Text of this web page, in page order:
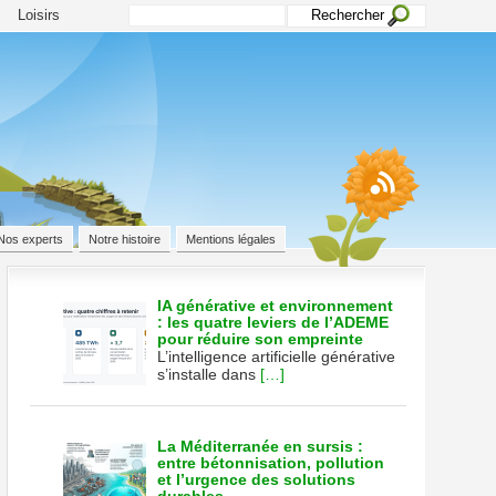
Loisirs
experts Notre histoire Mentions légales
IA générative et environnement
: les quatre leviers de l’ADEME
pour réduire son empreinte
L’intelligence artificielle générative
s’installe dans […]
La Méditerranée en sursis :
entre bétonnisation, pollution
et l’urgence des solutions